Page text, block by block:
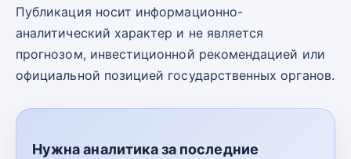
Публикация носит информационно-
аналитический характер и не является
прогнозом, инвестиционной рекомендацией или
официальной позицией государственных органов.
Нужна аналитика за последние